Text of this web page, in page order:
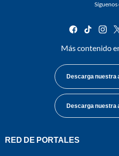
Síguenos
facebook
tiktok
Más contenido
Descarga nuestra
Descarga nuestra
RED DE PORTALES